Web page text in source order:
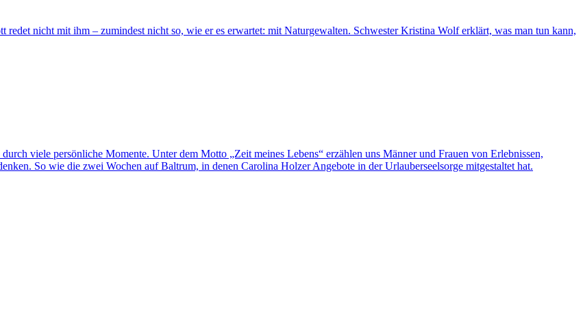
nicht mit ihm – zumindest nicht so, wie er es erwartet: mit Naturgewalten. Schwester Kristina Wolf erklärt, was man tun kann,
viele persönliche Momente. Unter dem Motto „Zeit meines Lebens“ erzählen uns Männer und Frauen von Erlebnissen,
So wie die zwei Wochen auf Baltrum, in denen Carolina Holzer Angebote in der Urlauberseelsorge mitgestaltet hat.